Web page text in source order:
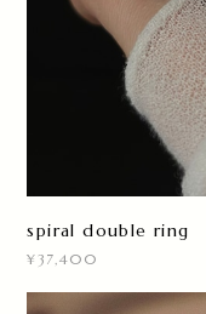
spiral double ring
¥37,400